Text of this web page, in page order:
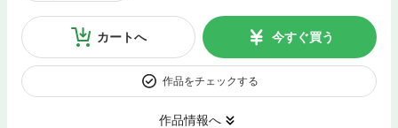
カートへ 今すぐ買う
作品をチェックする
作品情報へ